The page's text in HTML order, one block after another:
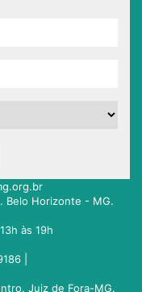
Belo Horizonte - MG.
às 19h
|
Juiz de Fora-MG.